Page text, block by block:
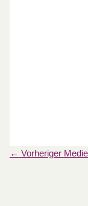
← Vorheriger